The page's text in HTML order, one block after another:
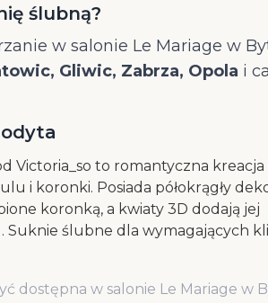
ślubną?
w salonie Le Mariage w
Gliwic, Zabrza, Opola i
Victoria_so to romantyczna kreacja
i koronki. Posiada półokrągły
koronką, a kwiaty 3D dodają jej
ślubne dla wymagających
dostępna w salonie Le Mariage w